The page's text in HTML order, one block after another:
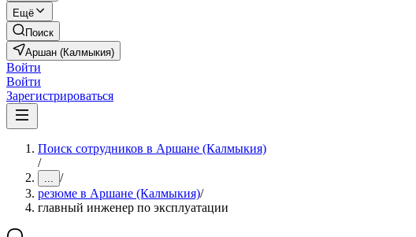
Ещё
Поиск
Аршан (Калмыкия)
Войти
Войти
Зарегистрироваться
Поиск сотрудников в Аршане (Калмыкия)
/
... /
резюме в Аршане (Калмыкия)/
главный инженер по эксплуатации